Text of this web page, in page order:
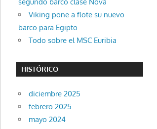
Viking pone a flote su nuevo
barco para Egipto
Todo sobre el MSC Euribia
HISTÓRICO
diciembre 2025
febrero 2025
mayo 2024